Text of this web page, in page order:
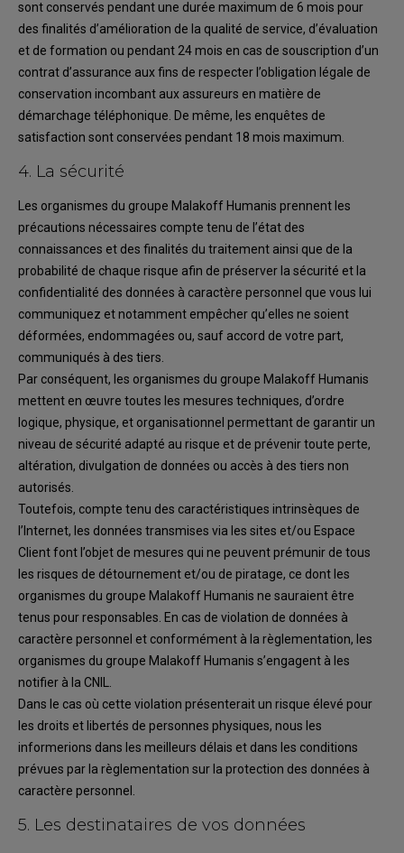
sont conservés pendantune durée maximum de 6 mois pour
des finalités d’amélioration de la qualité de service, d’évaluation
et de formation ou pendant 24 mois en cas de souscription d’un
contrat d’assurance auxfins de respecter l’obligation légale de
conservation incombant aux assureurs en matière de
démarchage téléphonique De même, les enquêtes de
satisfaction sont conservées pendant 18 mois maximum
4. La sécurité
Les organismes du groupe Malakoff Humanis prennent les
précautions nécessaires compte tenu de l’état des
connaissances et des finalités du traitement ainsi que de la
probabilité de chaque risque afin de préserver la sécurité et la
confidentialité des données à caractère personnel que vous lui
communiquez et notamment empêcher qu’elles ne soient
déformées, endommagées ou, sauf accord de votre part,
communiqués à des tiers.
Par conséquent, les organismes du groupe Malakoff Humanis
mettent en œuvre toutes les mesures techniques, d’ordre
logique, physique, et organisationnel permettant de garantir un
niveau de sécurité adapté au risque et de prévenirtoute perte,
altération, divulgation de données ou accès à des tiers non
autorisés
Toutefois, compte tenu des caractéristiques intrinsèques de
l’Internet, les données transmises via les sites et/ou Espace
Client font l’objet de mesures qui ne peuvent prémunir de tous
les risques de détournement et/ou de piratage, ce dont les
organismes du groupe Malakoff Humanis ne sauraient être
tenus pour responsables En cas de violation de données à
caractère personnel et conformément à la règlementation, les
organismes du groupe Malakoff Humanis s’engagent à les
notifier à la CNIL
Dans le cas où cette violation présenteraitun risque élevé pour
les droits et libertés de personnes physiques, nous les
informerions dans les meilleurs délais et dans les conditions
prévues par la règlementation sur la protection des données à
caractère personnel
5. Les destinataires de vos données